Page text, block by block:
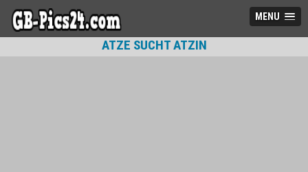
MENU
ATZE SUCHT ATZIN